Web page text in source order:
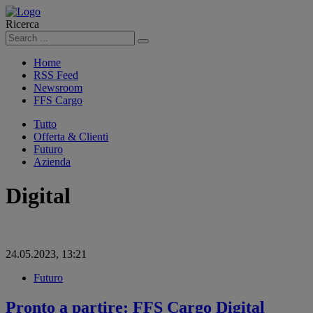
Ricerca
Cerca
Home
RSS Feed
Newsroom
FFS Cargo
Tutto
Offerta & Clienti
Futuro
Azienda
Digital
24.05.2023, 13:21
Futuro
Pronto a partire: FFS Cargo Digital